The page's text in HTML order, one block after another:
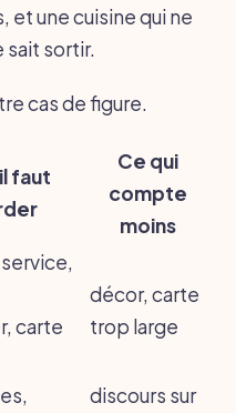
une cuisine qui ne
sait sortir.
cas de figure.
faut
Ce qui
compte
moins
carte
décor, carte
trop large
discours sur